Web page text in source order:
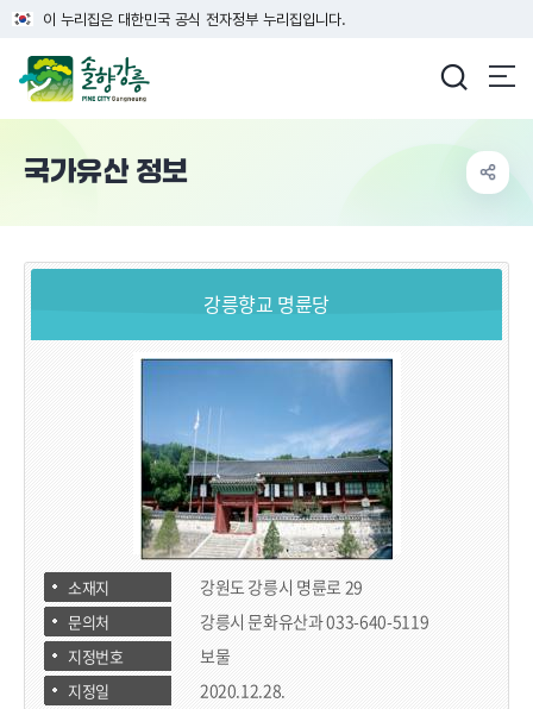
이 누리집은 대한민국 공식 전자정부 누리집입니다.
국가유산 정보
강릉향교 명륜당
소재지 강원도 강릉시 명륜로 29
문의처 강릉시 문화유산과 033-640-5119
지정번호 보물
지정일 2020.12.28.